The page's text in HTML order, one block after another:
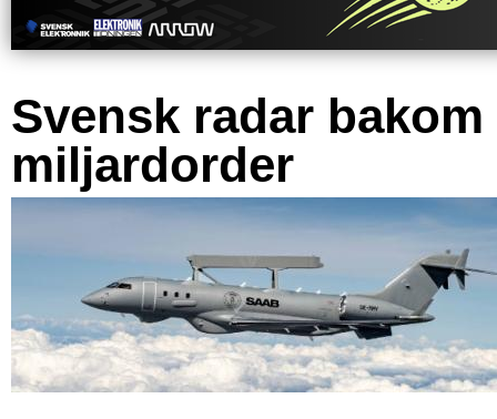
Svensk radar bakom
miljardorder